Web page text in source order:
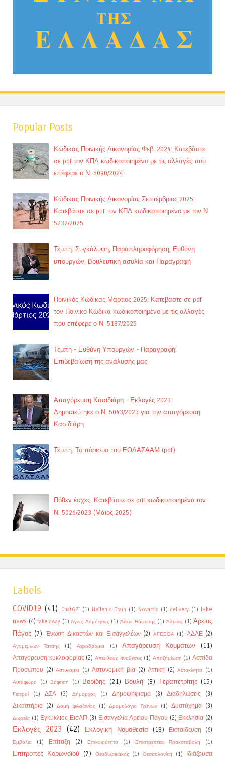
Popular Posts
Κώδικας Ποινικής Δικονομίας Φεβ. 2024: Κατεβάστε
σε pdf τον ΚΠΔ κωδικοποιημένο με τις αλλαγές που
επέφερε ο Ν. 5090/2024
Κώδικας Ποινικής Δικονομίας Σεπτέμβριος 2025:
Κατεβάστε σε pdf τον ΚΠΔ κωδικοποιημένο με τον Ν.
5232/2025
Τέμπη: Συγκάλυψη, Παραπληροφόρηση, Ευθύνη
υπουργών, Βουλευτική ασυλία και Παραγραφή
Ποινικός Κώδικας Μάρτιος 2025: Κατεβάστε σε pdf
τον Ποινικό Κώδικα κωδικοποιημένο με τις αλλαγές
που επέφερε ο Ν. 5187/2025
Τέμπη - Ευθύνη Υπουργών - Παραγραφή:
Επιβεβαίωση της ανάλυσής μας
Απαγόρευση Κασιδιάρη - Εκλογές 2023:
Δημοσιεύτηκε ο Ν. 5043/2023 για την απαγόρευση
Κασιδιάρη
Τέμπη: Το πόρισμα του ΕΟΔΑΣΑΑΜ (pdf)
Πόθεν έσχες: Κατεβάστε σε pdf κωδικοποιημένο τον
Ν. 5026/2023 (Μάιος 2025)
Labels
COVID19 (41) ChatGPT (1) Hellenic Train (1) Novartis (1) delivery (1) fake
news (4) take away (1) Άγιος Δημήτριος (1) Άδεια Βάφτισης (1) Άδωνις (1) Άρειος
Πάγος (7) Ένωση Δικαστών και Εισαγγελέων (2) ΑΓΕΕΘΑ (1) ΑΔΑΕ (2)
Αγαμέμνων Τάτσης (1) Αεροδρόμια (1) Απαγόρευση Κομμάτων (11)
Απαγόρευση κυκλοφορίας (2) Απευθείας αναθέσεις (1) Αποζημίωση (1) Ασπίδα
Προσώπου (2) Αστυνομία (1) Αστυνομική βία (2) Αττική (2) Αυτοκίνητα (1)
Αυτόφωρο
(1) Βάφτιση (1) Βορίδης (21) Βουλή (8) Γεραπετρίτης (15)
Γιατροί (1) ΔΣΑ (3) Δήμαρχος (1) Δημοψήφισμα (3) Διαδηλώσεις
(3)
Δικαστήρια (2) Δομή φιλοξενίας (1) Δρομολόγια Τρένων (1) Δυστύχημα (3)
Δωρεές (1) Εγκύκλιος ΕισΑΠ (3) Εισαγγελία Αρείου Πάγου (2) Εκκλησία (2)
Εκλογές 2023 (42) Εκλογική Νομοθεσία (18) Εκπαίδευση (6)
Εμβόλια (1) Επίταξη (2) Επικαιρότητα (1) Επιστρεπτέα Προκαταβολή (1)
Επιτροπές Κορωνοϊού (7) Θεοδωρικάκος (1) Θεσσαλονίκη (1)
Ιδιάζουσα